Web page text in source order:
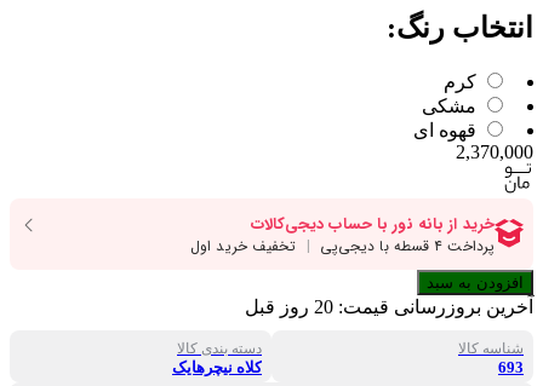
انتخاب رنگ:
کرم
مشکی
قهوه ای
2,370,000
افزودن به سبد
آخرین بروزرسانی قیمت: 20 روز قبل
شناسه کالا
693
دسته بندی کالا
کلاه نیچرهایک